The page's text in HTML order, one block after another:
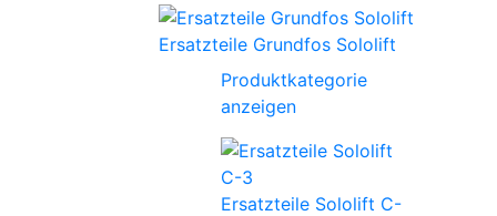
Ersatzteile Grundfos Sololift
Produktkategorie
anzeigen
Ersatzteile Sololift C-